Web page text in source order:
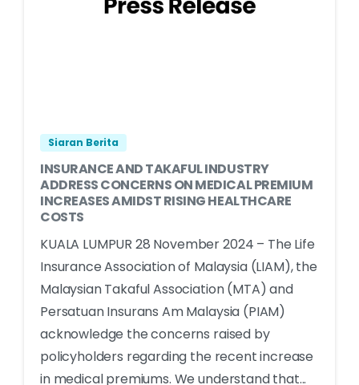
Siaran Berita
INSURANCE AND TAKAFUL INDUSTRY
ADDRESS CONCERNS ON MEDICAL PREMIUM
INCREASES AMIDST RISING HEALTHCARE
COSTS
KUALA LUMPUR 28 November 2024 – The Life
Insurance Association of Malaysia (LIAM), the
Malaysian Takaful Association (MTA) and
Persatuan Insurans Am Malaysia (PIAM)
acknowledge the concerns raised by
policyholders regarding the recent increase
in medical premiums. We understand that...